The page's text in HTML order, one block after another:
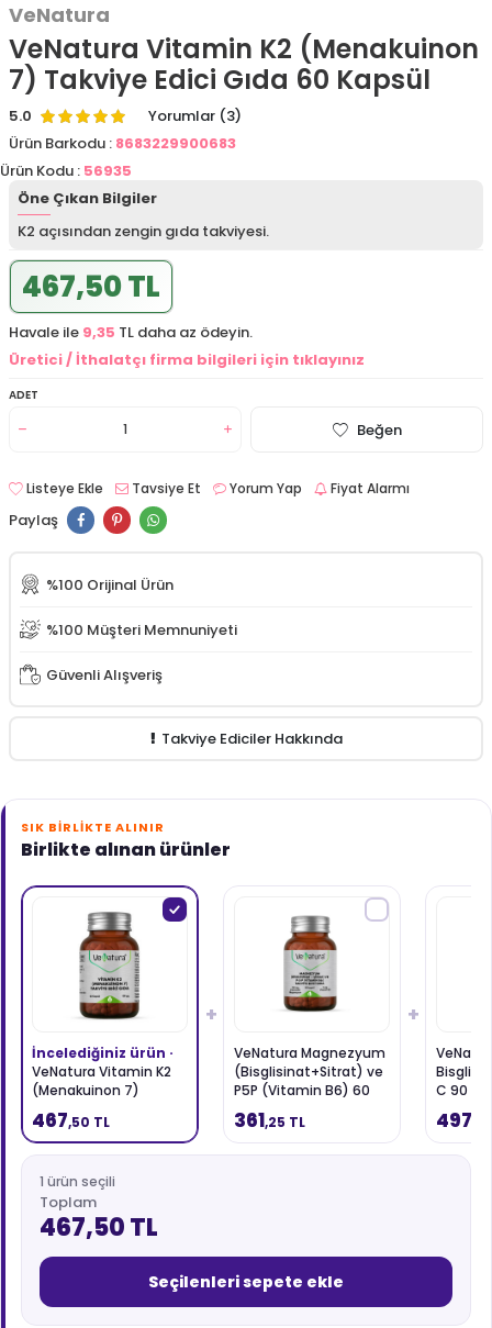
VeNatura
VeNatura Vitamin K2 (Menakuinon
7) Takviye Edici Gıda 60 Kapsül
5.0
Yorumlar (3)
Ürün Barkodu : 8683229900683
Ürün Kodu : 56935
Öne Çıkan Bilgiler
K2 açısından zengin gıda takviyesi.
467,50 TL
Havale ile 9,35 TL daha az ödeyin.
Üretici / İthalatçı firma bilgileri için tıklayınız
ADET
Beğen
Listeye Ekle Tavsiye Et Yorum Yap Fiyat Alarmı
Paylaş
%100 Orijinal Ürün
%100 Müşteri Memnuniyeti
Güvenli Alışveriş
Takviye Ediciler Hakkında
SIK BIRLIKTE ALINIR
Birlikte alınan ürünler
İncelediğiniz ürün ·
VeNatura Vitamin K2
(Menakuinon 7)
Takviye Edici Gıda 60
Kapsül
467,50 TL
+
VeNatura Magnezyum
(Bisglisinat+Sitrat) ve
P5P (Vitamin B6) 60
Kapsül
361,25 TL
+
C 90
497
1 ürün seçili
Toplam
467,50 TL
Seçilenleri sepete ekle